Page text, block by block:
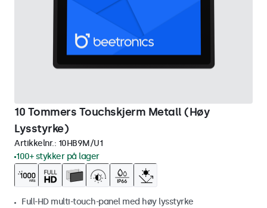
10 Tommers Touchskjerm Metall (Høy
Lysstyrke)
Artikkelnr.: 10HB9M/U1
100+ stykker på lager
Full-HD multi-touch-panel med høy lysstyrke